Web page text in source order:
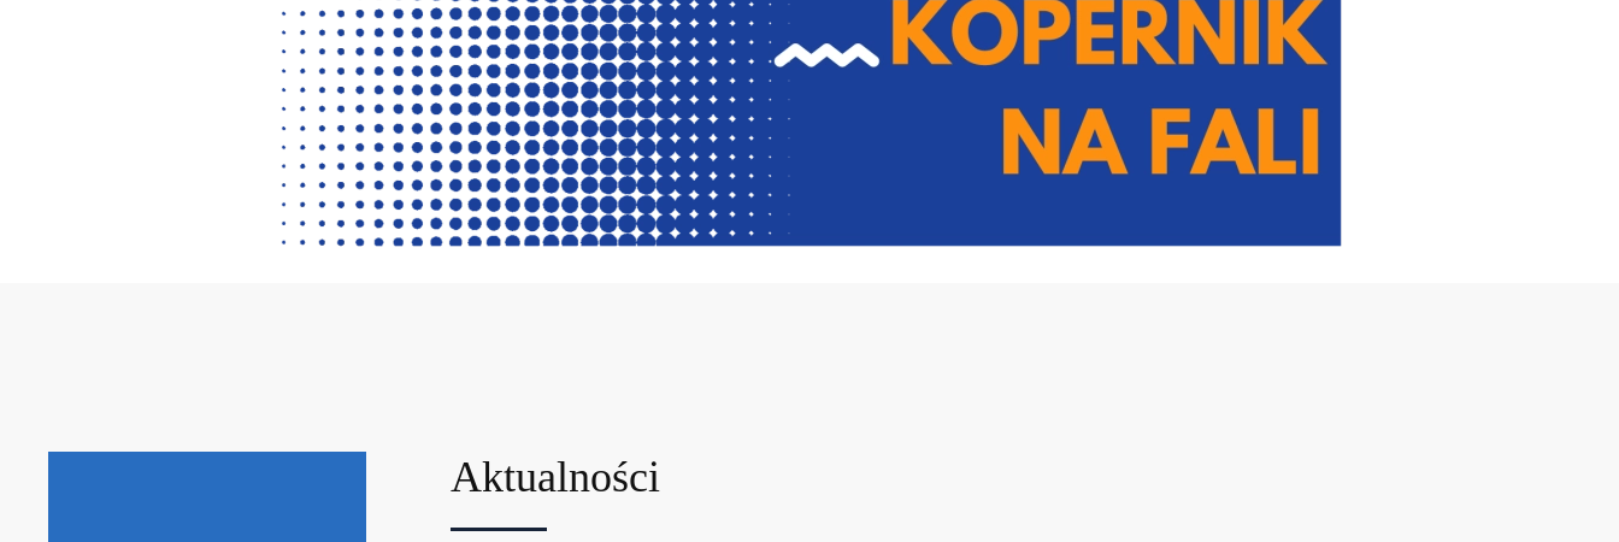
Aktualności